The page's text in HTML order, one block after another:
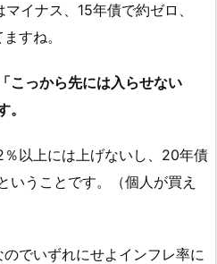
イナス、15年債で約ゼロ、
すね。
こっから先には入らせない
以上には上げないし、20年債
いうことです。（個人が買え
でいずれにせよインフレ率に